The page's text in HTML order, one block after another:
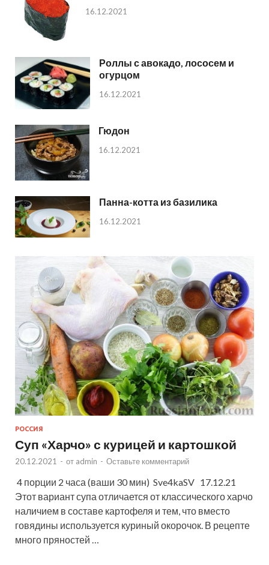
16.12.2021
Роллы с авокадо, лососем и
огурцом
16.12.2021
Гюдон
16.12.2021
Панна-котта из базилика
16.12.2021
РОССИЯ
Суп «Харчо» с курицей и картошкой
20.12.2021 - от admin - Оставьте комментарий
4 порции 2 часа (ваши 30 мин) Sve4kaSV 17.12.21
Этот вариант супа отличается от классического харчо
наличием в составе картофеля и тем, что вместо
говядины используется куриный окорочок. В рецепте
много пряностей …